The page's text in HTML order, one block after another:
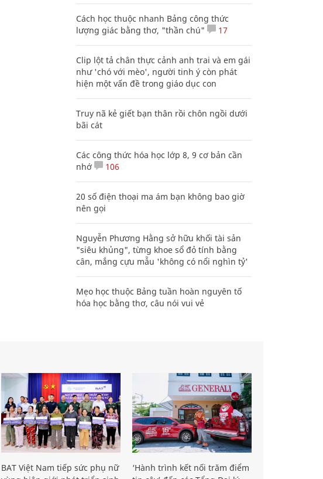
Cách học thuộc nhanh Bảng công thức
lượng giác bằng thơ, "thần chú"
17
Clip lột tả chân thực cảnh anh trai và em gái
như 'chó với mèo', người tinh ý còn phát
hiện một vấn đề trong giáo dục con
Truy nã kẻ giết bạn thân rồi chôn ngồi dưới
bãi cát
Các công thức hóa học lớp 8, 9 cơ bản cần
nhớ
106
20 số điện thoại ma ám bạn không bao giờ
nên gọi
Nguyễn Phương Hằng sở hữu khối tài sản
"siêu khủng", từng khoe sổ đỏ tính bằng
cân, mắng cựu mẫu 'không có nổi nghìn tỷ'
Mẹo học thuộc Bảng tuần hoàn nguyên tố
hóa học bằng thơ, câu nói vui vẻ
BAT Việt Nam tiếp sức phụ nữ
‘Hành trình kết nối trăm điểm